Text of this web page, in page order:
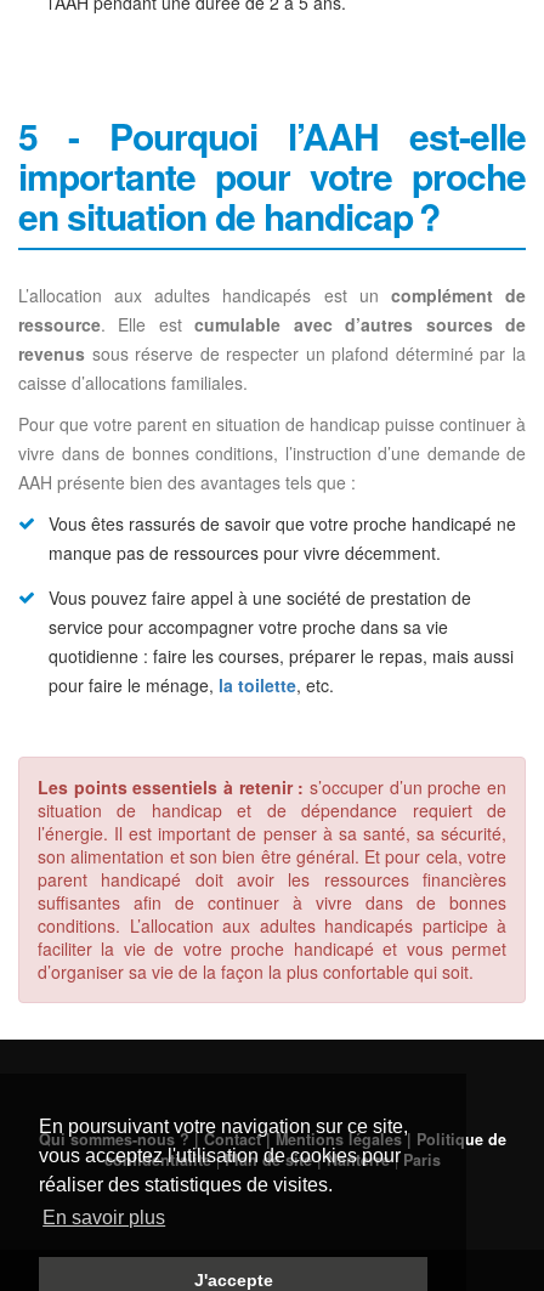
En poursuivant votre navigation sur ce site,
vous acceptez l'utilisation de cookies pour
réaliser des statistiques de visites.
En savoir plus
J'accepte
5 - Pourquoi l’AAH est-elle
importante pour votre proche
en situation de handicap ?
L’allocation aux adultes handicapés est un complément de
ressource. Elle estcumulable avec d’autres sources de
revenus sous réserve de respecter un plafond déterminé par la
caisse d’allocations familiales.
Pour que votre parent en situation de handicap puisse continuer à
vivre dans de bonnes conditions, l’instruction d’une demande de
AAH présente bien des avantages tels que :
Vous êtes rassurés de savoir que votre proche handicapé ne
manque pas de ressources pour vivre décemment.
Vous pouvez faire appel à une société de prestation de
service pour accompagner votre proche dans sa vie
quotidienne : faire les courses, préparer le repas, mais aussi
pour faire le ménage, la toilette, etc.
Les points essentiels à retenir : s’occuper d’un proche en
situation de handicap et de dépendance requiert de
l’énergie. Il est important de penser à sa santé, sa sécurité,
son alimentation et son bien être général. Et pour cela, votre
parent handicapé doit avoir les ressources financières
suffisantes afin de continuer à vivre dans de bonnes
conditions. L’allocation aux adultes handicapés participe à
faciliter la vie de votre proche handicapé et vous permet
d’organiser sa vie de la façon la plus confortable qui soit.
Qui sommes-nous ? | Contact | Mentions légales | Politique de
confidentialité|Plan de site|Nanterre|Paris